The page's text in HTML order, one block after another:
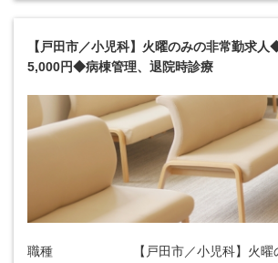
【戸田市／小児科】火曜のみの非常勤求
5,000円◆病棟管理、退院時診療
職種
【戸田市／小児科】火